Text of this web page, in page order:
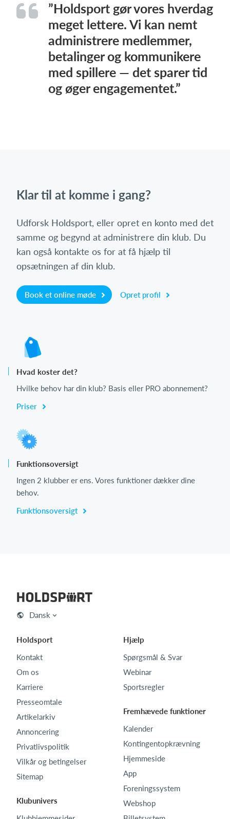
”Holdsport gør vores hverdag
meget lettere. Vi kan nemt
administrere medlemmer,
betalinger og kommunikere
med spillere — det sparer tid
og øger engagementet.”
Klar til at komme i gang?
Udforsk Holdsport, eller opret en konto med det
samme og begynd at administrere din klub. Du
kan også kontakte os for at få hjælp til
opsætningen af din klub.
Book et online møde Opret profil
Hvad koster det?
Hvilke behov har din klub? Basis eller PRO abonnement?
Priser
Funktionsoversigt
Ingen 2 klubber er ens. Vores funktioner dækker dine
behov.
Funktionsoversigt
Dansk
Holdsport
Kontakt
Om os
Karriere
Presseomtale
Artikelarkiv
Annoncering
Privatlivspolitik
Vilkår og betingelser
Sitemap
Klubunivers
Hjælp
Spørgsmål & Svar
Webinar
Sportsregler
Fremhævede funktioner
Kalender
Kontingentopkrævning
Hjemmeside
App
Foreningssystem
Webshop